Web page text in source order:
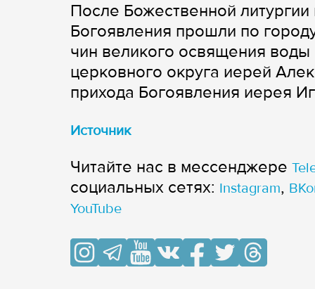
После Божественной
Богоявления прошли по
чин великого освящения
церковного округа иерей
прихода Богоявления иерея
Источник
Читайте нас в мессенджере
cоциальных сетях: Instagram,
YouTube